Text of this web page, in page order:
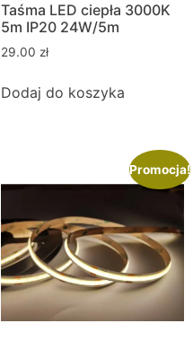
Taśma LED ciepła 3000K
5m IP20 24W/5m
29.00 zł
Dodaj do koszyka
Promocja!